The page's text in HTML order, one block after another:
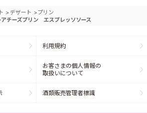
> デザート >プリン
チーズプリン エスプレッソソース
利用規約
お客さまの個人情報の
取扱いについて
酒類販売管理者標識